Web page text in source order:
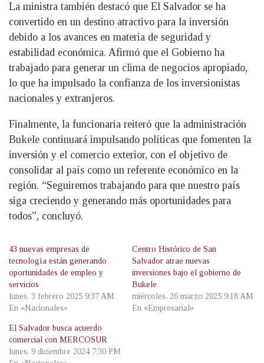
La ministra también destacó que El Salvador se ha
convertido en un destino atractivo para la inversión
debido a los avances en materia de seguridad y
estabilidad económica. Afirmó que el Gobierno ha
trabajado para generar un clima de negocios apropiado,
lo que ha impulsado la confianza de los inversionistas
nacionales y extranjeros.
Finalmente, la funcionaria reiteró que la administración
Bukele continuará impulsando políticas que fomenten la
inversión y el comercio exterior, con el objetivo de
consolidar al país como un referente económico en la
región. “Seguiremos trabajando para que nuestro país
siga creciendo y generando más oportunidades para
todos”, concluyó.
43 nuevas empresas de
tecnología están generando
oportunidades de empleo y
servicios
lunes, 3 febrero 2025 9:37 AM
En «Nacionales»
Centro Histórico de San
Salvador atrae nuevas
inversiones bajo el gobierno de
Bukele
miércoles, 26 marzo 2025 9:18 AM
En «Empresarial»
El Salvador busca acuerdo
comercial con MERCOSUR
lunes, 9 diciembre 2024 7:30 PM